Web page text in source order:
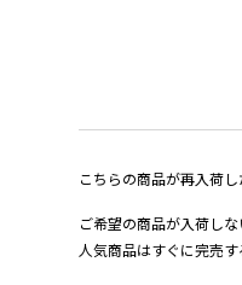
こちらの商品が再入荷し
ご希望の商品が入荷し
人気商品はすぐに完売す